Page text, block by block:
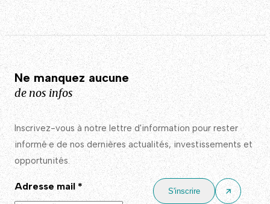
Ne manquez aucune
de nos infos
Inscrivez-vous à notre lettre d'information pour rester
informé·e de nos dernières actualités, investissements et
opportunités.
Adresse mail*